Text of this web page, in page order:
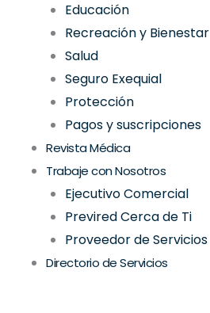
Educación
Recreación y Bienestar
Salud
Seguro Exequial
Protección
Pagos y suscripciones
Revista Médica
Trabaje con Nosotros
Ejecutivo Comercial
Previred Cerca de Ti
Proveedor de Servicios
Directorio de Servicios